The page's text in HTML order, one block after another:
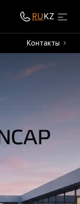
RUKZ
Контакты